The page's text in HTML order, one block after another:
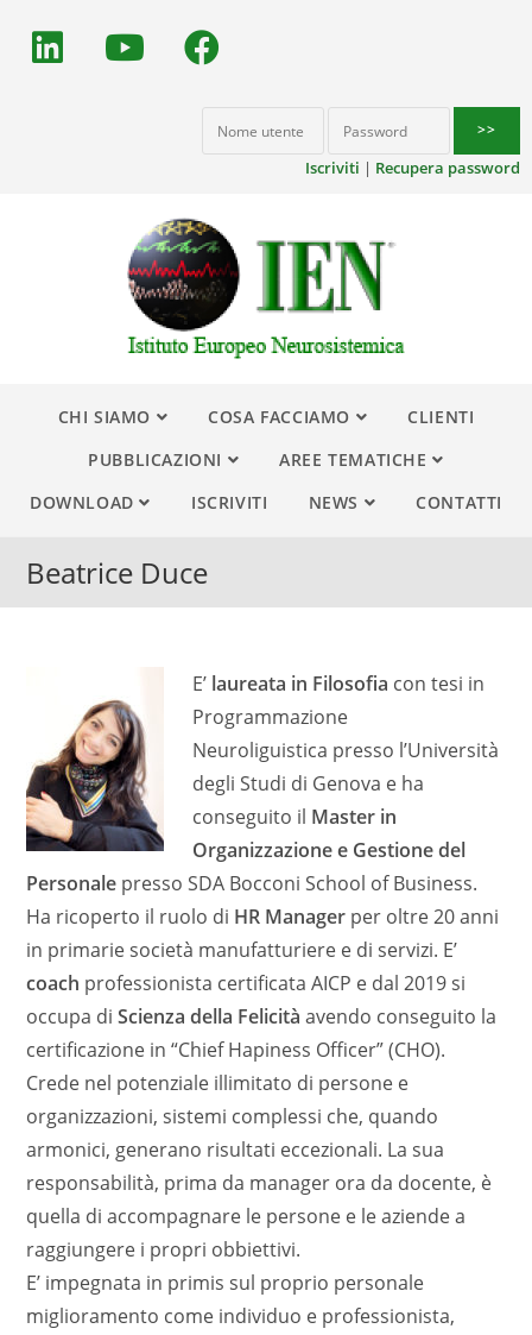
Iscriviti | Recupera password
CHI SIAMO COSA FACCIAMO
CLIENTI
PUBBLICAZIONI
AREE TEMATICHE
DOWNLOAD
ISCRIVITI NEWS CONTATTI
Beatrice Duce
E’ laureata in Filosofia con tesi in
Programmazione
Neuroliguistica presso l’Università
degli Studi di Genova e ha
conseguito il Master in
Organizzazione e Gestione del
Personale presso SDA Bocconi School of Business.
Ha ricoperto il ruolo di HR Manager per oltre 20 anni
in primarie società manufatturiere e di servizi. E’
coach professionista certificata AICP e dal 2019 si
occupa diScienza della Felicità avendo conseguito la
certificazione in “Chief Hapiness Officer” (CHO).
Crede nel potenziale illimitato di persone e
organizzazioni, sistemi complessi che, quando
armonici, generano risultati eccezionali. La sua
responsabilità, prima da manager ora da docente, è
quella di accompagnare le persone e le aziende a
raggiungere i propri obbiettivi.
E’ impegnata in primis sul proprio personale
miglioramento come individuo e professionista,